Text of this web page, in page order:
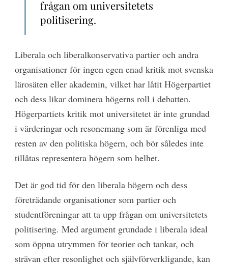
frågan om universitetets
politisering.
Liberala och liberalkonservativa partier och andra
organisationer för ingen egen enad kritik mot svenska
lärosäten eller akademin, vilket har låtit Högerpartiet
och dess likar dominera högerns roll i debatten.
Högerpartiets kritik mot universitetet är inte grundad
i värderingar och resonemang som är förenliga med
resten av den politiska högern, och bör således inte
tillåtas representera högern som helhet.
Det är god tid för den liberala högern och dess
företrädande organisationer som partier och
studentföreningar att ta upp frågan om universitetets
politisering. Med argument grundade i liberala ideal
som öppna utrymmen för teorier och tankar, och
strävan efter resonlighet och självförverkligande, kan